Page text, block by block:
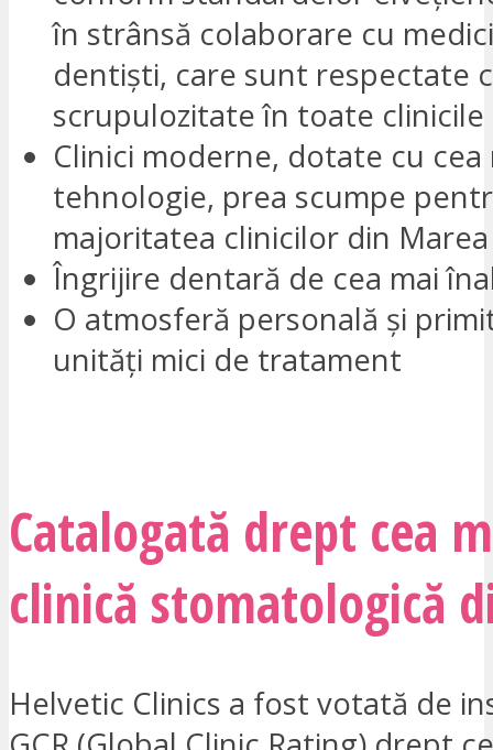
în strânsă colaborare cu
dentiști, care sunt respectate
scrupulozitate în toate
Clinici moderne, dotate cu
tehnologie, prea scumpe
majoritatea clinicilor din
Îngrijire dentară de cea mai
O atmosferă personală și
unități mici de tratament
Catalogată drept cea
clinică stomatologică
Helvetic Clinics a fost votată de